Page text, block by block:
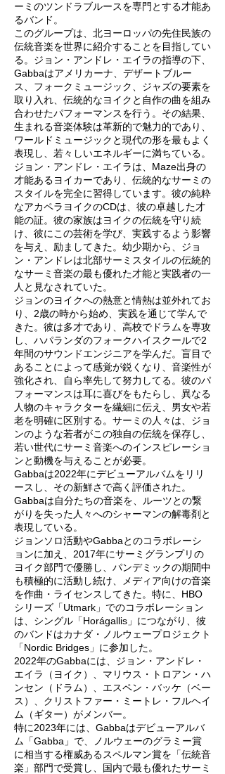
ーミのツンドラブルースを専門とする才能あ
るバンド。
このグループは、北ヨーロッパの先住民族の
伝統音楽を世界に紹介することを目指してい
る。ジョン・アンドレ・エイラの指導の下、
Gabbaはアメリカーナ、デザートブルー
ス、フォークミュージック、ジャズの要素を
取り入れ、伝統的なヨイクと自作の曲を組み
合わせたパフォーマンスを行う。その結果、
生まれる音楽体験は革新的で魅力的であり、
ワールドミュージックと現代の形を最もよく
表現し、若々しいエネルギーに満ちている。
ジョン・アンドレ・エイラは、Maze出身の
才能あるヨイカーであり、伝統的なサーミの
スタイルを完全に習得しています。彼の純粋
なアカペラヨイクのCDは、彼の卓越した才
能の証。彼の家族はヨイクの伝統を守り続
け、彼にこの芸術を学び、実践するよう影響
を与え、励ましてきた。幼少期から、ジョ
ン・アンドレは北部サーミスタイルの伝統的
なサーミ音楽の最も優れた才能と実践者の一
人と見なされていた。
ジョンのヨイクへの熱意と情熱は並外れてお
り、2歳の時から始め、実践を通じて学んで
きた。彼は多才であり、高校でドラムを専攻
し、ハパランダのフォークハイスクールで2
年間のサウンドエンジニアを学んだ。盲目で
あることによって感覚が鋭くなり、音楽性が
強化され、自ら率先して努力してる。彼のパ
フォーマンスは耳に喜びをもたらし、異なる
人物のキャラクターを繊細に伝え、男女や若
老を明確に区別する。サーミの人々は、ジョ
ンのような若者がこの独自の伝統を保存し、
若い世代にサーミ音楽へのインスピレーショ
ンと動機を与えることが必要。
Gabbaは2022年にデビューアルバムをリリ
ースし、その新鮮さで高く評価された。
Gabbaは自分たちの音楽を、ルーツとの繋
がりを失った人々へのシャーマンの解毒剤と
表現している。
ジョンソロ活動やGabbaとのコラボレーシ
ョンに加え、2017年にサーミグランプリの
ヨイク部門で優勝し、パンデミックの期間中
も積極的に活動し続け、メディア向けの音楽
を作曲・ライセンスしてきた。特に、HBO
シリーズ「Utmark」でのコラボレーション
は、シングル「Horágallis」につながり、彼
のバンドはカナダ・ノルウェープロジェクト
「Nordic Bridges」に参加した。
2022年のGabbaには、ジョン・アンドレ・
エイラ（ヨイク）、マリウス・トロアン・ハ
ンセン（ドラム）、エスペン・バッケ（ベー
ス）、クリストファー・ミートレ・フルヘイ
ム（ギター）がメンバー。
特に2023年には、Gabbaはデビューアルバ
ム「Gabba」で、ノルウェーのグラミー賞
に相当する権威あるスペルマン賞を「伝統音
楽」部門で受賞し、国内で最も優れたサーミ